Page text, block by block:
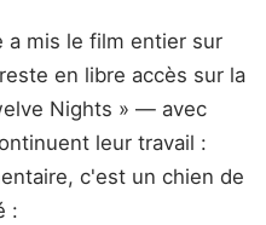
a mis le film entier sur
en libre accès sur la
Nights » — avec
leur travail :
c'est un chien de
: